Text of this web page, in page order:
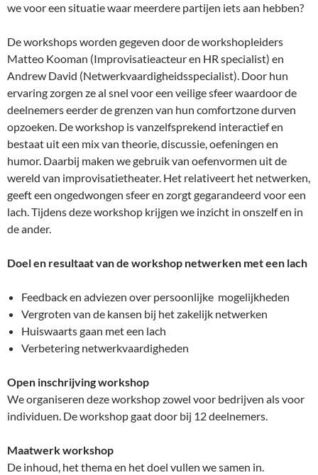
we voor een situatie waar meerdere partijen iets aan hebben?
De workshops worden gegeven door de workshopleiders
Matteo Kooman (Improvisatieacteur en HR specialist) en
Andrew David (Netwerkvaardigheidsspecialist). Door hun
ervaring zorgen ze al snel voor een veilige sfeer waardoor de
deelnemers eerder de grenzen van hun comfortzone durven
opzoeken. De workshop is vanzelfsprekend interactief en
bestaat uit een mix van theorie, discussie, oefeningen en
humor. Daarbij maken we gebruik van oefenvormen uit de
wereld van improvisatietheater. Het relativeert het netwerken,
geeft een ongedwongen sfeer en zorgt gegarandeerd voor een
lach. Tijdens deze workshop krijgen we inzicht in onszelf en in
de ander.
Doel en resultaat van de workshop netwerken met een lach
Feedback en adviezen over persoonlijke mogelijkheden
Vergroten van de kansen bij het zakelijk netwerken
Huiswaarts gaan met een lach
Verbetering netwerkvaardigheden
Open inschrijving workshop
We organiseren deze workshop zowel voor bedrijven als voor
individuen. De workshop gaat door bij 12 deelnemers.
Maatwerk workshop
De inhoud, het thema en het doel vullen we samen in.